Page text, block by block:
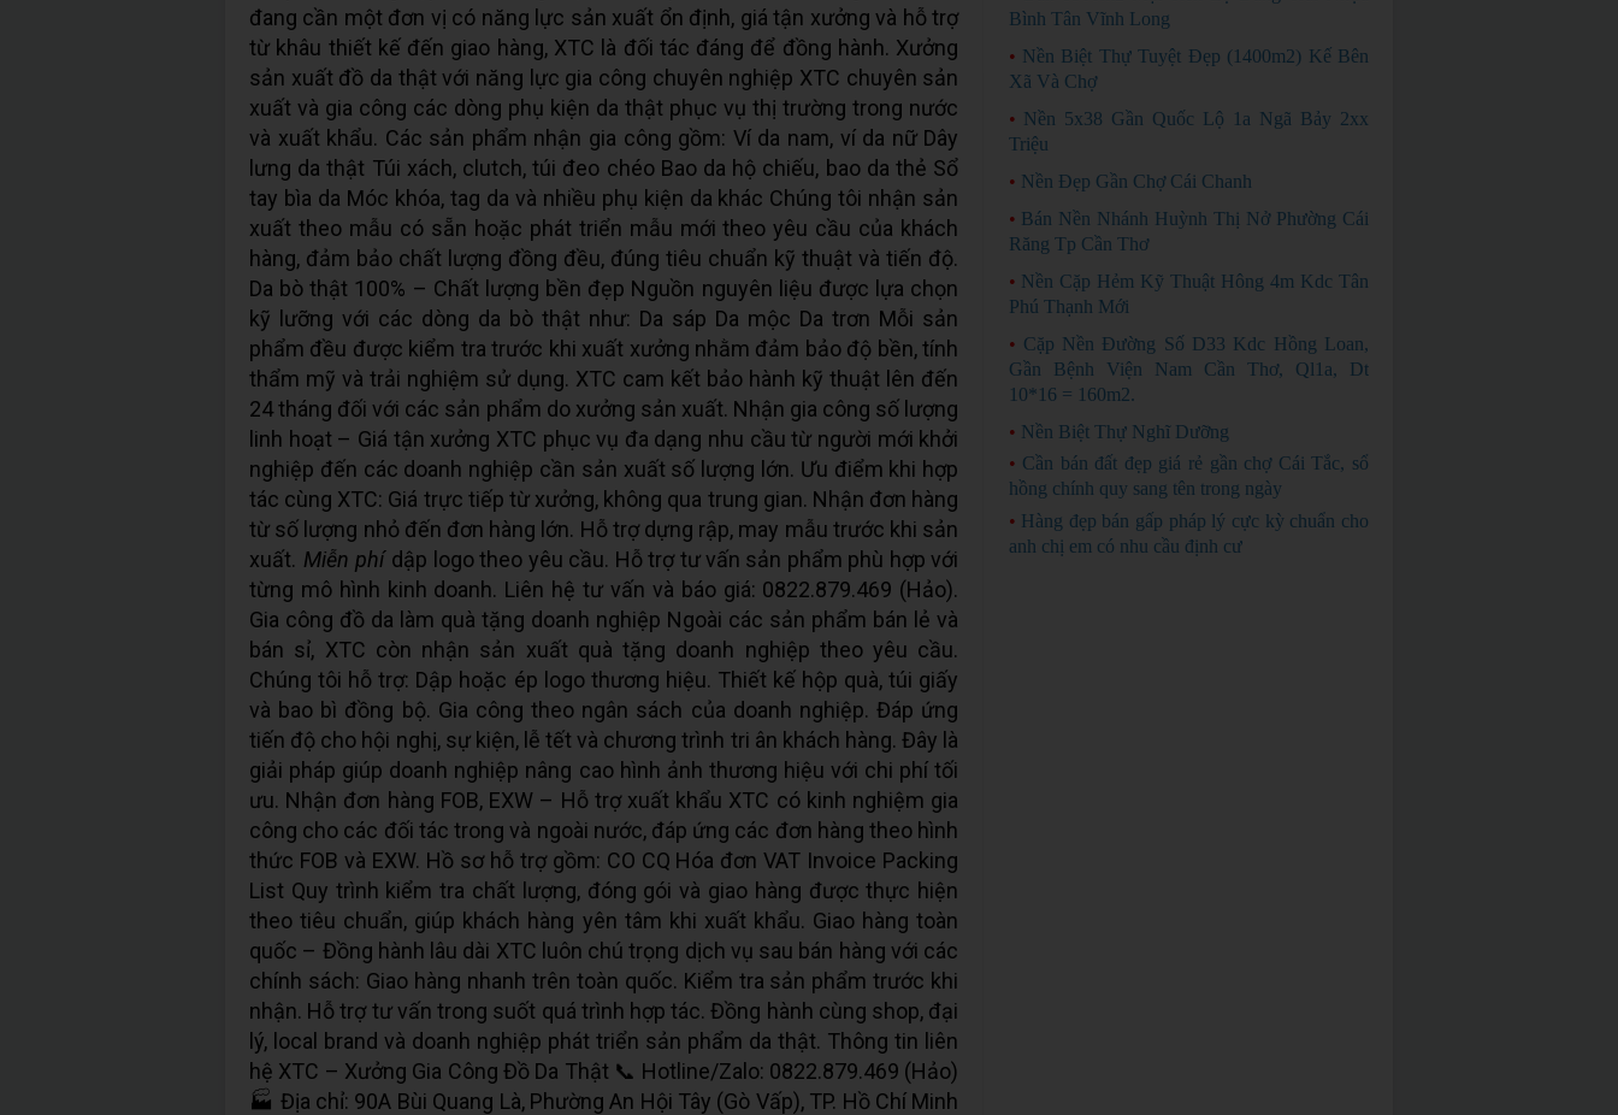
đang cần một đơn vị có năng lực sản xuất ổn định, giá tận xưởng và hỗ trợ
từ khâu thiết kế đến giao hàng, XTC là đối tác đáng để đồng hành. Xưởng
sản xuất đồ da thật với năng lực gia công chuyên nghiệp XTC chuyên sản
xuất và gia công các dòng phụ kiện da thật phục vụ thị trường trong nước
và xuất khẩu. Các sản phẩm nhận gia công gồm: Ví da nam, ví da nữ Dây
lưng da thật Túi xách, clutch, túi đeo chéo Bao da hộ chiếu, bao da thẻ Sổ
tay bìa da Móc khóa, tag da và nhiều phụ kiện da khác Chúng tôi nhận sản
xuất theo mẫu có sẵn hoặc phát triển mẫu mới theo yêu cầu của khách
hàng, đảm bảo chất lượng đồng đều, đúng tiêu chuẩn kỹ thuật và tiến độ.
Da bò thật 100% – Chất lượng bền đẹp Nguồn nguyên liệu được lựa chọn
kỹ lưỡng với các dòng da bò thật như: Da sáp Da mộc Da trơn Mỗi sản
phẩm đều được kiểm tra trước khi xuất xưởng nhằm đảm bảo độ bền, tính
thẩm mỹ và trải nghiệm sử dụng. XTC cam kết bảo hành kỹ thuật lên đến
24 tháng đối với các sản phẩm do xưởng sản xuất. Nhận gia công số lượng
linh hoạt – Giá tận xưởng XTC phục vụ đa dạng nhu cầu từ người mới khởi
nghiệp đến các doanh nghiệp cần sản xuất số lượng lớn. Ưu điểm khi hợp
tác cùng XTC: Giá trực tiếp từ xưởng, không qua trung gian. Nhận đơn hàng
từ số lượng nhỏ đến đơn hàng lớn. Hỗ trợ dựng rập, may mẫu trước khi sản
xuất. Miễn phídập logo theo yêu cầu. Hỗ trợ tư vấn sản phẩm phù hợp với
từng mô hình kinh doanh. Liên hệ tư vấn và báo giá: 0822.879.469 (Hảo).
Gia công đồ da làm quà tặng doanh nghiệp Ngoài các sản phẩm bán lẻ và
bán sỉ, XTC còn nhận sản xuất quà tặng doanh nghiệp theo yêu cầu.
Chúng tôi hỗ trợ: Dập hoặc ép logo thương hiệu. Thiết kế hộp quà, túi giấy
và bao bì đồng bộ. Gia công theo ngân sách của doanh nghiệp. Đáp ứng
tiến độ cho hội nghị, sự kiện, lễ tết và chương trình tri ân khách hàng. Đây là
giải pháp giúp doanh nghiệp nâng cao hình ảnh thương hiệu với chi phí tối
ưu. Nhận đơn hàng FOB, EXW – Hỗ trợ xuất khẩu XTC có kinh nghiệm gia
công cho các đối tác trong và ngoài nước, đáp ứng các đơn hàng theo hình
thức FOB và EXW. Hồ sơ hỗ trợ gồm: CO CQ Hóa đơn VAT Invoice Packing
List Quy trình kiểm tra chất lượng, đóng gói và giao hàng được thực hiện
theo tiêu chuẩn, giúp khách hàng yên tâm khi xuất khẩu. Giao hàng toàn
quốc – Đồng hành lâu dài XTC luôn chú trọng dịch vụ sau bán hàng với các
chính sách: Giao hàng nhanh trên toàn quốc. Kiểm tra sản phẩm trước khi
nhận. Hỗ trợ tư vấn trong suốt quá trình hợp tác. Đồng hành cùng shop, đại
lý, local brand và doanh nghiệp phát triển sản phẩm da thật. Thông tin liên
hệ XTC – Xưởng Gia Công Đồ Da Thật 📞 Hotline/Zalo: 0822.879.469 (Hảo)
🏭 Địa chỉ: 90A Bùi Quang Là, Phường An Hội Tây (Gò Vấp), TP. Hồ Chí Minh
Bình Tân Vĩnh Long
• Nền Biệt Thự Tuyệt Đẹp (1400m2) Kế Bên
Xã Và Chợ
• Nền 5x38 Gần Quốc Lộ 1a Ngã Bảy 2xx
Triệu
• Nền Đẹp Gần Chợ Cái Chanh
• Bán Nền Nhánh Huỳnh Thị Nở Phường Cái
Răng Tp Cần Thơ
• Nền Cặp Hẻm Kỹ Thuật Hông 4m Kdc Tân
Phú Thạnh Mới
• Cặp Nền Đường Số D33 Kdc Hồng Loan,
Gần Bệnh Viện Nam Cần Thơ, Ql1a, Dt
10*16 = 160m2.
• Nền Biệt Thự Nghĩ Dưỡng
• Cần bán đất đẹp giá rẻ gần chợ Cái Tắc, sổ
hồng chính quy sang tên trong ngày
• Hàng đẹp bán gấp pháp lý cực kỳ chuẩn cho
anh chị em có nhu cầu định cư